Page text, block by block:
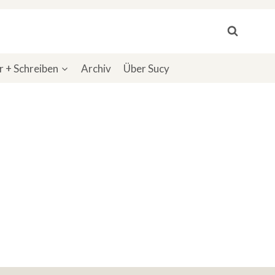
+ Schreiben Archiv Über Sucy